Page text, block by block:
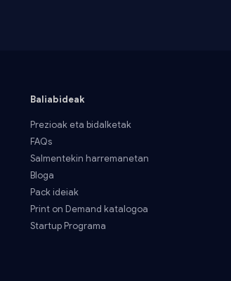
Baliabideak
Prezioak eta bidalketak
FAQs
Salmentekin harremanetan
Bloga
Pack ideiak
Print on Demand katalogoa
Startup Programa